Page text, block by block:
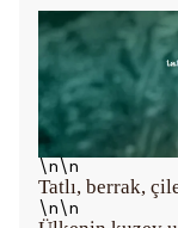
\n\n
Tatlı, berrak,
\n\n